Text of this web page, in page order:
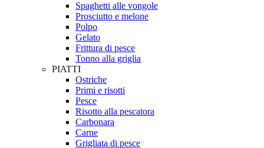
Spaghetti alle vongole
Prosciutto e melone
Polpo
Gelato
Frittura di pesce
Tonno alla griglia
PIATTI
Ostriche
Primi e risotti
Pesce
Risotto alla pescatora
Carbonara
Carne
Grigliata di pesce